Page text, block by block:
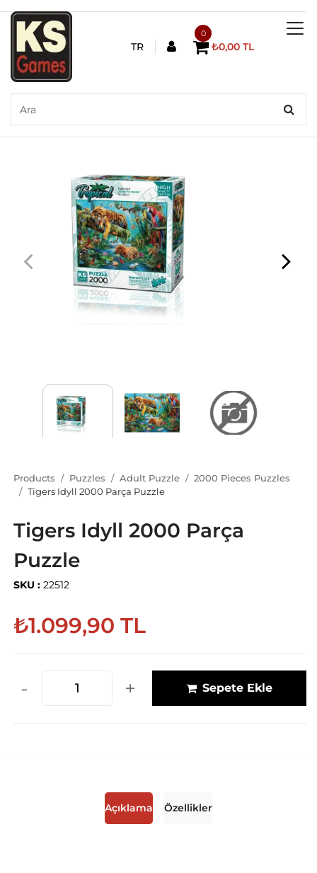
TR
0
₺0,00 TL
Products Puzzles Adult Puzzle
2000 Pieces Puzzles
Tigers Idyll 2000 Parça Puzzle
Tigers Idyll 2000 Parça
Puzzle
SKU : 22512
₺1.099,90 TL
- + Sepete Ekle
Açıklama Özellikler